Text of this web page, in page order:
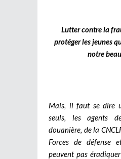
Lutter contre la
protéger les jeunes
notre
Mais, il faut se dire
seuls, les agents
douanière, de la
Forces de défense
peuvent pas